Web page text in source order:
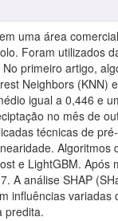
uma área
Foram utilizados
primeiro artigo,
Neighbors (KNN)
igual a 0,446 e
no mês de
técnicas de
Algoritmos
e LightGBM. Após
A análise SHAP
influências variadas
predita.